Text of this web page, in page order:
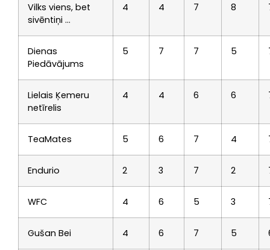
Vilks viens, bet
sivēntiņi …
4 4 7 8
Dienas
Piedāvājums
5 7 7 5
Lielais Ķemeru
netīrelis
4 4 6 6
TeaMates 5 6 7 4
Endurio 2 3 7 2
WFC 4 6 5 3
Gušan Bei 4 6 7 5